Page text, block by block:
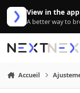
Aller au contenu
View in the app
A better way to
Accueil